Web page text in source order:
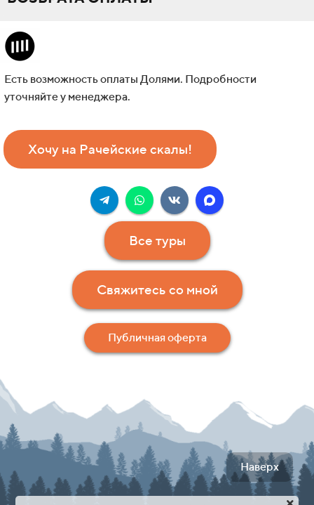
Есть возможность оплаты Долями. Подробности
уточняйте у менеджера.
Хочу на Рачейские скалы!
Все туры
Свяжитесь со мной
Публичная оферта
Наверх